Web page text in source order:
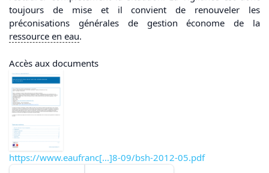
toujours de mise et il convient de renouveler les
préconisations générales de gestion économe de la
ressource en eau.
Accès aux documents
https://www.eaufranc[...]8-09/bsh-2012-05.pdf